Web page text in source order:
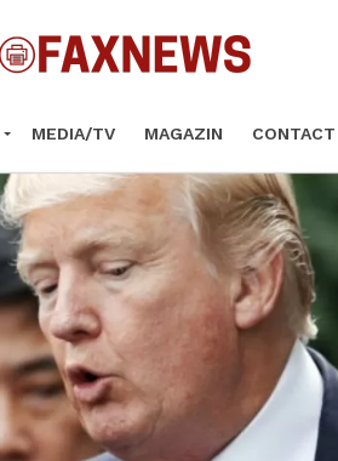
MEDIA/TV MAGAZIN CONTACT